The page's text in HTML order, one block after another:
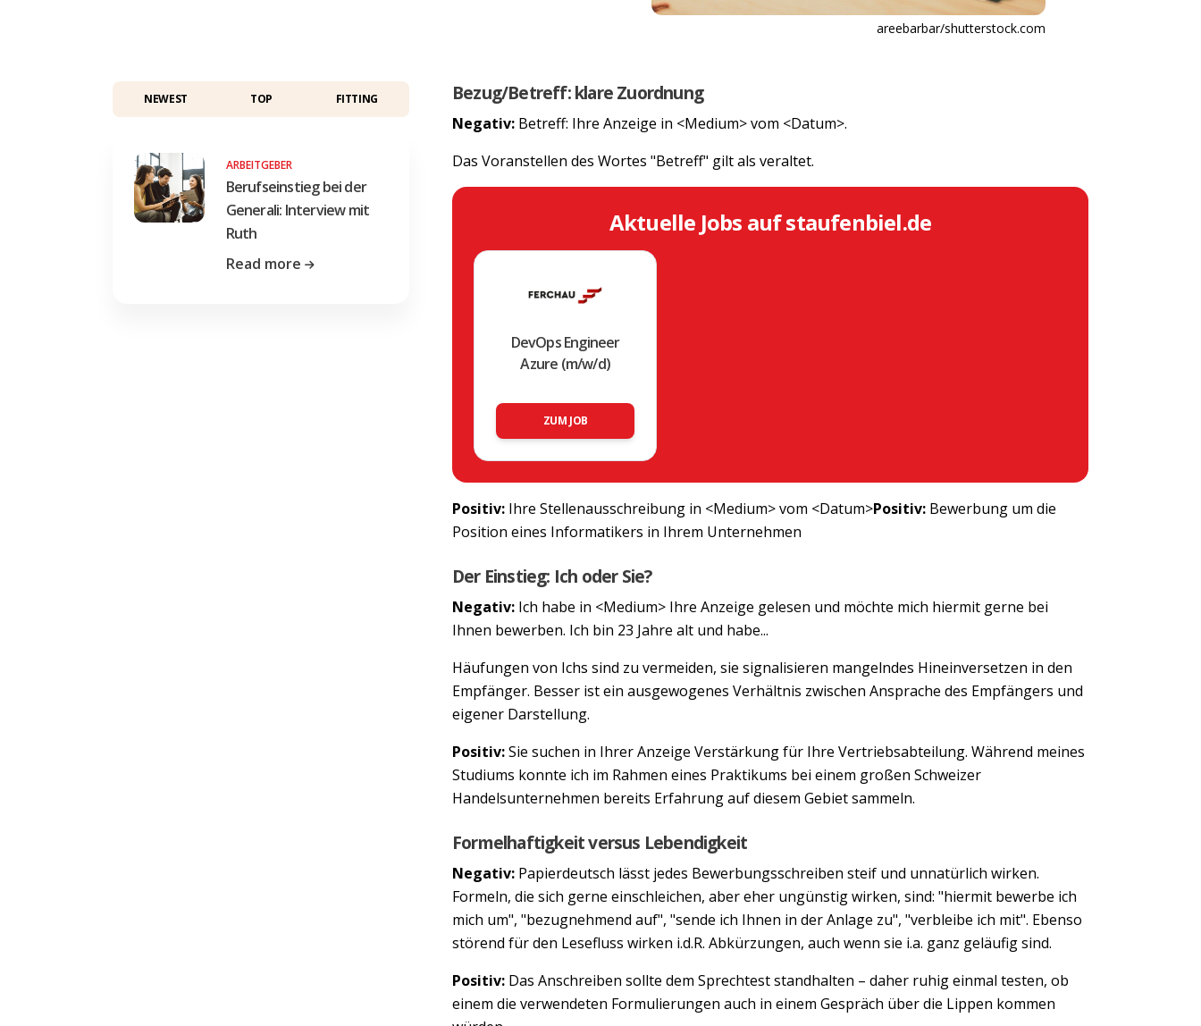
areebarbar/shutterstock.com
NEWEST TOP FITTING
ARBEITGEBER
Berufseinstieg bei der
Generali: Interview mit
Ruth
Read more
Bezug/Betreff: klare Zuordnung
Negativ: Betreff: Ihre Anzeige in <Medium> vom <Datum>.
Das Voranstellen des Wortes "Betreff" gilt als veraltet.
Aktuelle Jobs auf staufenbiel.de
DevOps Engineer
Azure (m/w/d)
ZUM JOB
Positiv: Ihre Stellenausschreibung in <Medium> vom <Datum>Positiv: Bewerbung um die
Position eines Informatikers in Ihrem Unternehmen
Der Einstieg: Ich oder Sie?
Negativ: Ich habe in <Medium> Ihre Anzeige gelesen und möchte mich hiermit gerne bei
Ihnen bewerben. Ich bin 23 Jahre alt und habe...
Häufungen von Ichs sind zu vermeiden, sie signalisieren mangelndes Hineinversetzen in den
Empfänger. Besser ist ein ausgewogenes Verhältnis zwischen Ansprache des Empfängers und
eigener Darstellung.
Positiv:Sie suchen in Ihrer Anzeige Verstärkung für Ihre Vertriebsabteilung. Während meines
Studiums konnte ich im Rahmen eines Praktikums bei einem großen Schweizer
Handelsunternehmen bereits Erfahrung auf diesem Gebiet sammeln.
Formelhaftigkeit versus Lebendigkeit
Negativ: Papierdeutsch lässt jedes Bewerbungsschreiben steif und unnatürlich wirken.
Formeln, die sich gerne einschleichen, aber eher ungünstig wirken, sind: "hiermit bewerbe ich
mich um", "bezugnehmend auf", "sende ich Ihnen in der Anlage zu", "verbleibe ich mit". Ebenso
störend für den Lesefluss wirken i.d.R. Abkürzungen, auch wenn sie i.a. ganz geläufig sind.
Positiv: Das Anschreiben sollte dem Sprechtest standhalten – daher ruhig einmal testen, ob
einem die verwendeten Formulierungen auch in einem Gespräch über die Lippen kommen